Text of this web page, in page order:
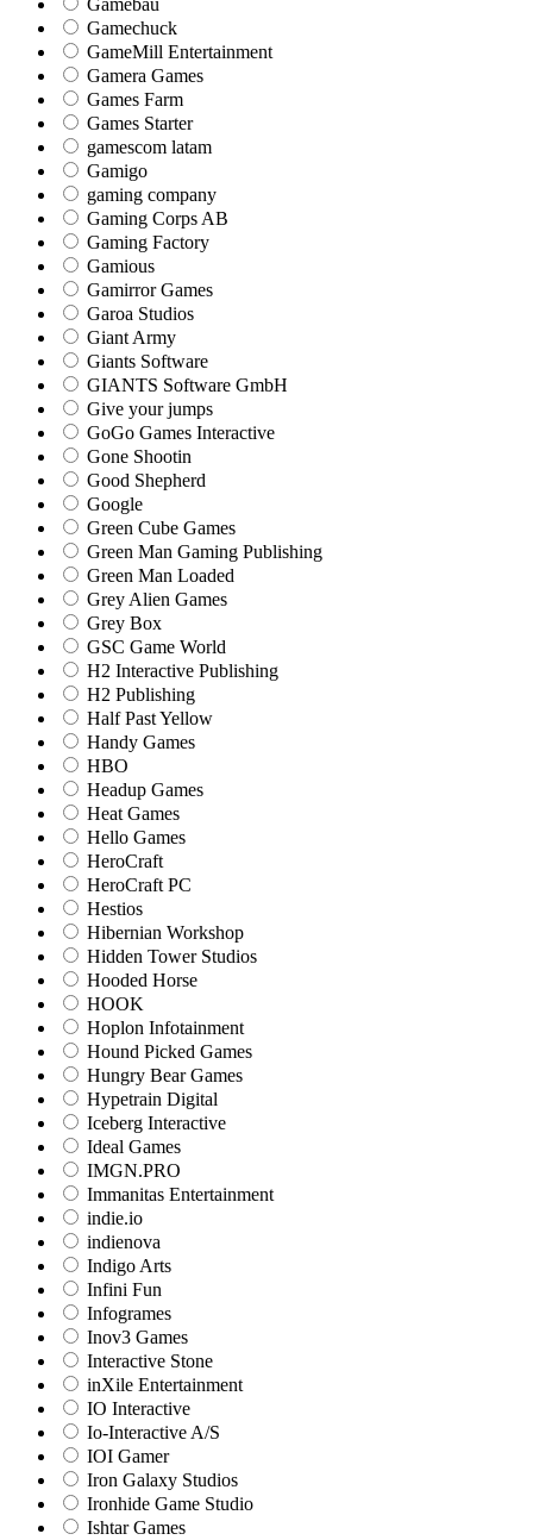
Gamebau
Gamechuck
GameMill Entertainment
Gamera Games
Games Farm
Games Starter
gamescom latam
Gamigo
gaming company
Gaming Corps AB
Gaming Factory
Gamious
Gamirror Games
Garoa Studios
Giant Army
Giants Software
GIANTS Software GmbH
Give your jumps
GoGo Games Interactive
Gone Shootin
Good Shepherd
Google
Green Cube Games
Green Man Gaming Publishing
Green Man Loaded
Grey Alien Games
Grey Box
GSC Game World
H2 Interactive Publishing
H2 Publishing
Half Past Yellow
Handy Games
HBO
Headup Games
Heat Games
Hello Games
HeroCraft
HeroCraft PC
Hestios
Hibernian Workshop
Hidden Tower Studios
Hooded Horse
HOOK
Hoplon Infotainment
Hound Picked Games
Hungry Bear Games
Hypetrain Digital
Iceberg Interactive
Ideal Games
IMGN.PRO
Immanitas Entertainment
indie.io
indienova
Indigo Arts
Infini Fun
Infogrames
Inov3 Games
Interactive Stone
inXile Entertainment
IO Interactive
Io-Interactive A/S
IOI Gamer
Iron Galaxy Studios
Ironhide Game Studio
Ishtar Games